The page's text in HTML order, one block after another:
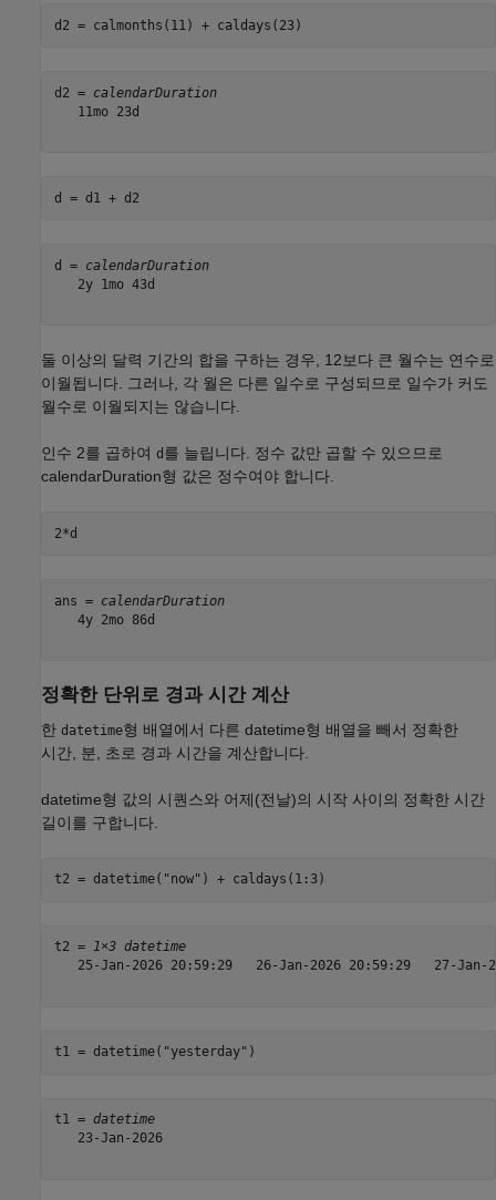
d2 = calmonths(11) + caldays(23)
d2 = calendarDuration
   11mo 23d
d = d1 + d2
d = calendarDuration
   2y 1mo 43d
둘 이상의 달력 기간의 합을 구하는 경우, 12보다 큰 월수는 연수로
이월됩니다. 그러나, 각 월은 다른 일수로 구성되므로 일수가 커도
월수로 이월되지는 않습니다.
인수 2를 곱하여 d 를 늘립니다. 정수 값만 곱할 수 있으므로
calendarDuration형 값은 정수여야 합니다.
2*d
ans = calendarDuration
   4y 2mo 86d
정확한 단위로 경과 시간 계산
한 datetime형 배열에서 다른 datetime형 배열을 빼서 정확한
시간, 분, 초로 경과 시간을 계산합니다.
datetime형 값의 시퀀스와 어제(전날)의 시작 사이의 정확한 시간
길이를 구합니다.
t2 = datetime( "now" ) + caldays(1:3)
t2 = 1×3 datetime
25-Jan-2026 20:59:29   26-Jan-2026 20:59:29   27-Jan-
t1 = datetime( "yesterday" )
t1 = datetime
   23-Jan-2026